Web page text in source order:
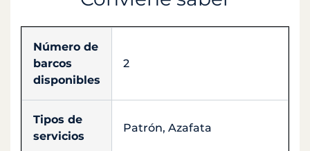
Número de
barcos
disponibles
2
Tipos de
servicios
Patrón, Azafata